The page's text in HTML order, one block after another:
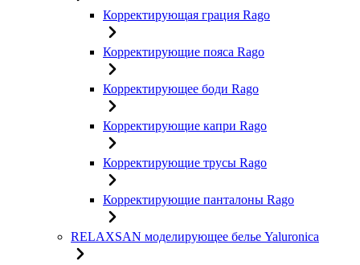
Корректирующая грация Rago
Корректирующие пояса Rago
Корректирующее боди Rago
Корректирующие капри Rago
Корректирующие трусы Rago
Корректирующие панталоны Rago
RELAXSAN моделирующее белье Yaluroniсa